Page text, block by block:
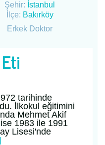
Şehir: İstanbul
İlçe: Bakırköy
Erkek Doktor
tarihinde
İlkokul eğitimini
Mehmet Akif
1983 ile 1991
Lisesi'nde